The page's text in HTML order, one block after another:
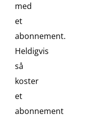
med
et
abonnement.
Heldigvis
så
koster
et
abonnement